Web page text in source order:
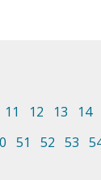
11 12 13 14
51 52 53